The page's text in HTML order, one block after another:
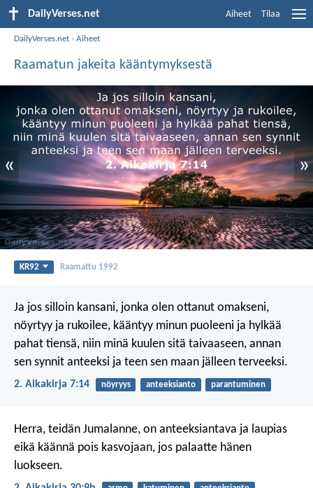
DailyVerses.net Aiheet Tilaa
DailyVerses.net ›Aiheet
Raamatun jakeita kääntymyksestä
« »
KR92 Raamattu 1992
Ja jos silloin kansani, jonka olen ottanut omakseni,
nöyrtyy ja rukoilee, kääntyy minun puoleeni ja hylkää
pahat tiensä, niin minä kuulen sitä taivaaseen, annan
sen synnit anteeksi ja teen sen maan jälleen terveeksi.
2. Aikakirja 7:14 nöyryys anteeksianto parantuminen
Herra, teidän Jumalanne, on anteeksiantava ja laupias
eikä käännä pois kasvojaan, jos palaatte hänen
luokseen.